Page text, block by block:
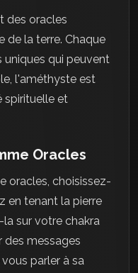
des oracles
de la terre. Chaque
uniques qui peuvent
l'améthyste est
spirituelle et
Oracles
oracles, choisissez-
en tenant la pierre
sur votre chakra
messages
parler à sa